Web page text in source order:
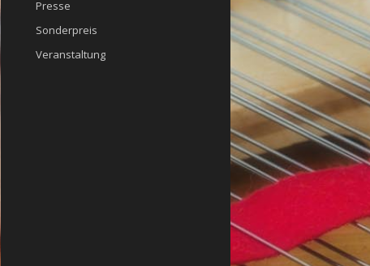
Presse
Sonderpreis
Veranstaltung